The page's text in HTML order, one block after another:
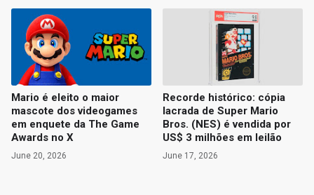
Mario é eleito o maior
mascote dos videogames
em enquete da The Game
Awards no X
June 20, 2026
Recorde histórico: cópia
lacrada de Super Mario
Bros. (NES) é vendida por
US$ 3 milhões em leilão
June 17, 2026